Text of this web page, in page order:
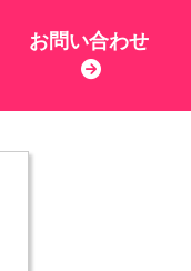
お問い合わせ